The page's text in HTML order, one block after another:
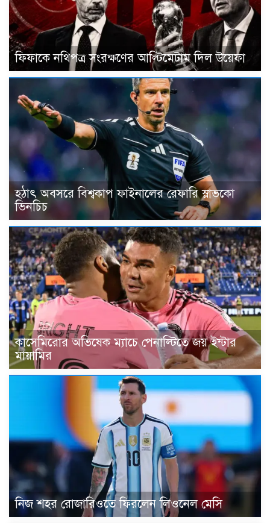
ফিফাকে নথিপত্র সংরক্ষণের আল্টিমেটাম দিল উয়েফা
হঠাৎ অবসরে বিশ্বকাপ ফাইনালের রেফারি স্লাভকো
ভিনচিচ
কাসেমিরোর অভিষেক ম্যাচে পেনাল্টিতে জয় ইন্টার
মায়ামির
নিজ শহর রোজারিওতে ফিরলেন লিওনেল মেসি